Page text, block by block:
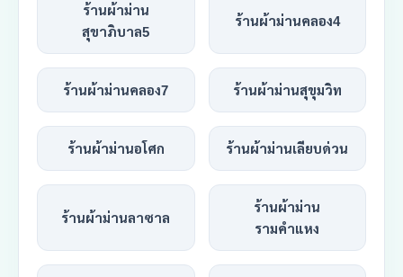
ร้านผ้าม่าน
สุขาภิบาล5
ร้านผ้าม่านคลอง4
ร้านผ้าม่านคลอง7 ร้านผ้าม่านสุขุมวิท
ร้านผ้าม่านอโศก ร้านผ้าม่านเลียบด่วน
ร้านผ้าม่านลาซาล
ร้านผ้าม่าน
รามคำแหง